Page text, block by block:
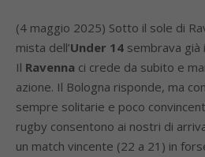
(4 maggio 2025) Sotto il sole di
mista dell’Under 14 sembrava già
Il Ravenna ci crede da subito e
azione. Il Bologna risponde, ma
sempre solitarie e poco
rugby consentono ai nostri di
un match vincente (22 a 21) in